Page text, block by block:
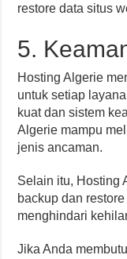
restore data situs
5.
Hosting Algerie
untuk setiap
kuat dan sistem
Algerie mampu
jenis ancaman.
Selain itu, Hosting
backup dan
menghindari
Jika Anda